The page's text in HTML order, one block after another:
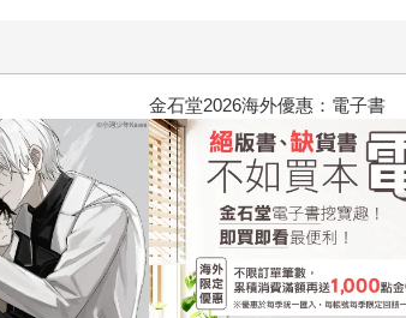
2026金石堂暑假漫博〈你好，我